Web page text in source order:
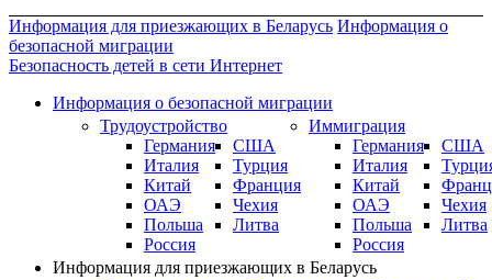
Информация для приезжающих в Беларусь Информация о
безопасной миграции
Безопасность детей в сети Интернет
Информация о безопасной миграции
Трудоустройство
Германия
Италия
Китай
ОАЭ
Польша
Россия
США
Турция
Франция
Чехия
Литва
Иммиграция
Германия
Италия
Китай
ОАЭ
Польша
Россия
США
Чехия
Литва
Информация для приезжающих в Беларусь